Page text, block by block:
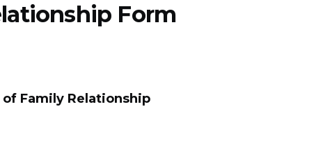
Form
Family Relationship